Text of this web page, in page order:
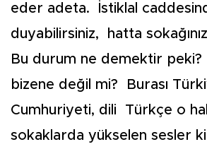
eder adeta. İstiklal
duyabilirsiniz, hatta
Bu durum ne demektir peki?
bizene değil mi? Burası
Cumhuriyeti, dili Türkçe o
sokaklarda yükselen sesler